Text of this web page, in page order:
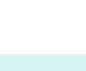
for "LB"